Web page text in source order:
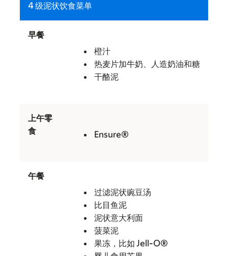
4 级泥状饮食菜单
早餐
橙汁
热麦片加牛奶、人造奶油和糖
干酪泥
上午零
食
Ensure®
午餐
过滤泥状豌豆汤
比目鱼泥
泥状意大利面
菠菜泥
果冻，比如 Jell-O®